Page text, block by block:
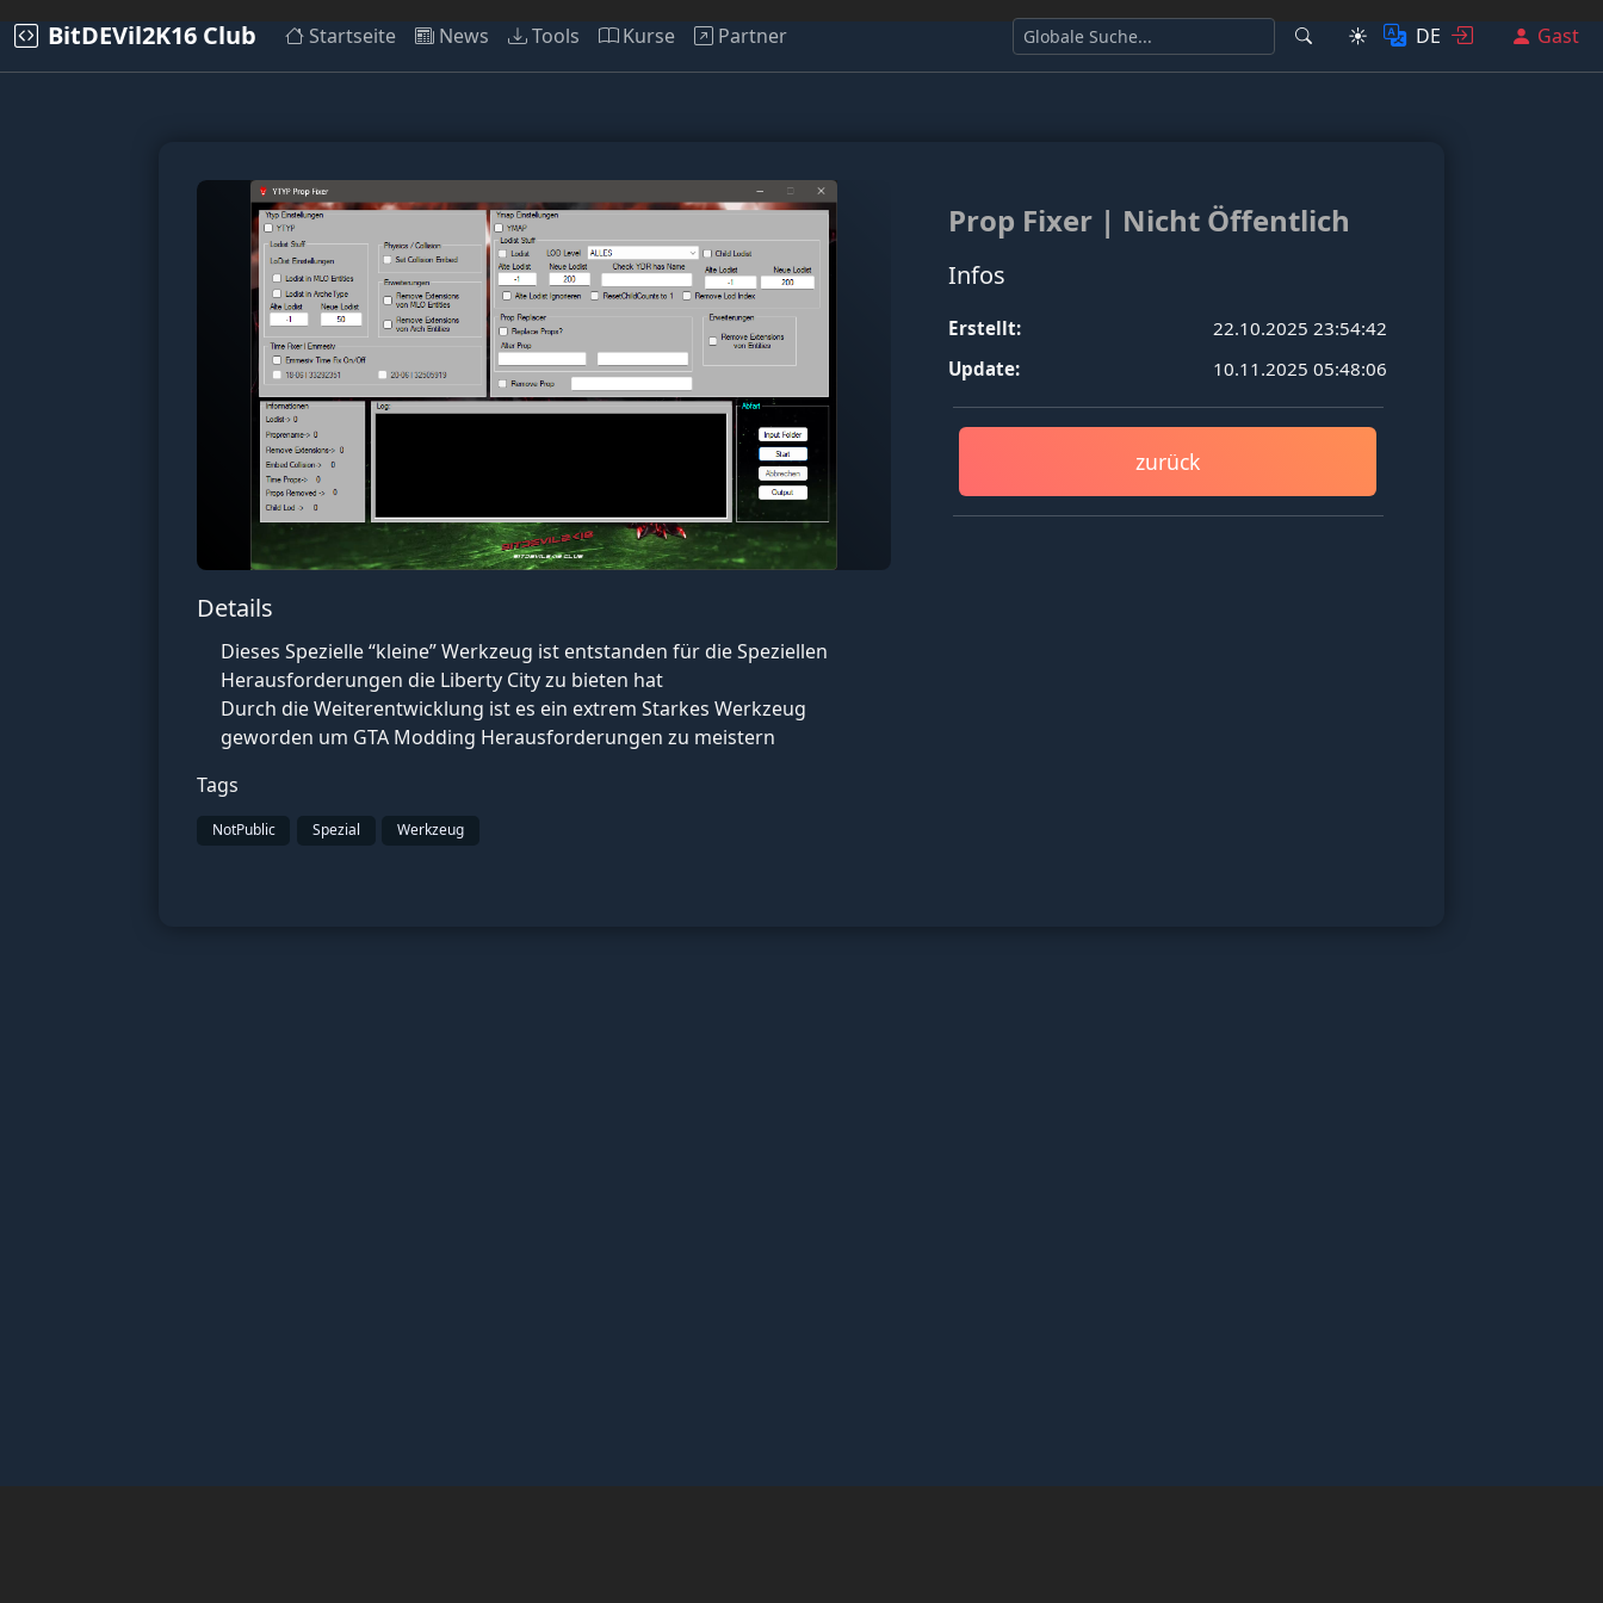
BitDEVil2K16 Club Startseite News Tools Kurse Partner ☀️ DE Gast
Details
Dieses Spezielle “kleine” Werkzeug ist entstanden für die Speziellen
Herausforderungen die Liberty City zu bieten hat
Durch die Weiterentwicklung ist es ein extrem Starkes Werkzeug
geworden um GTA Modding Herausforderungen zu meistern
Tags
NotPublic Spezial Werkzeug
Prop Fixer | Nicht Öffentlich
Infos
Erstellt:
22.10.2025 23:54:42
Update:
10.11.2025 05:48:06
zurück